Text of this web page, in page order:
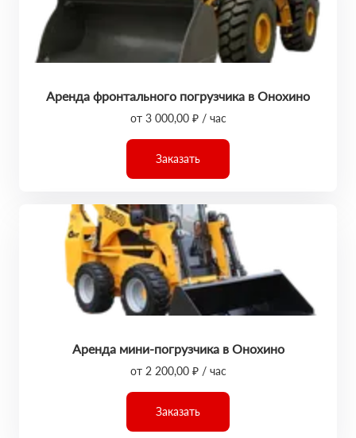
Аренда фронтального погрузчика в Онохино
от 3 000,00 ₽ / час
Заказать
Аренда мини-погрузчика в Онохино
от 2 200,00 ₽ / час
Заказать